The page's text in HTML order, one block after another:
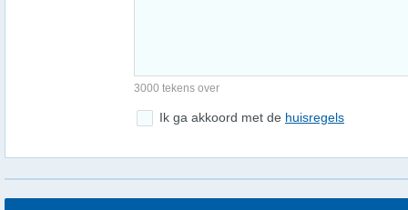
3000 tekens over
Ik ga akkoord met de huisregels